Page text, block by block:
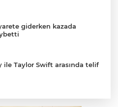
giderken kazada
ile Taylor Swift arasında telif